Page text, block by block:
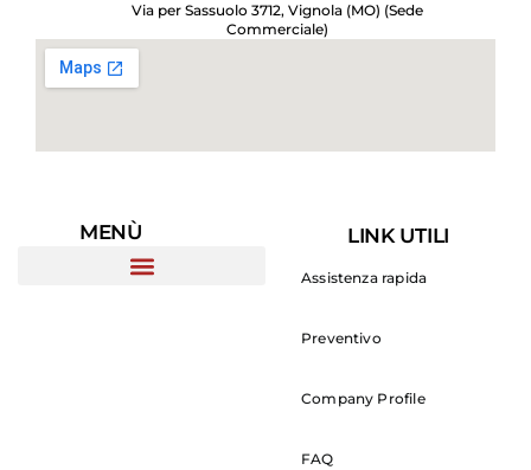
Via per Sassuolo 3712, Vignola (MO) (Sede
Commerciale)
MENÙ LINK UTILI
Assistenza rapida
Preventivo
Company Profile
FAQ